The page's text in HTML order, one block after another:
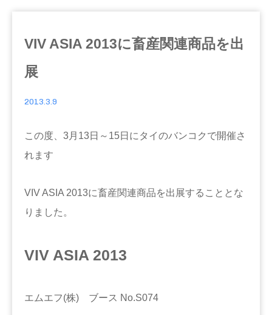
VIV ASIA 2013に畜産関連商品を出
展
2013.3.9
この度、3月13日～15日にタイのバンコクで開催さ
れます
VIV ASIA 2013に畜産関連商品を出展することとな
りました。
VIV ASIA 2013
エムエフ(株) ブース No.S074